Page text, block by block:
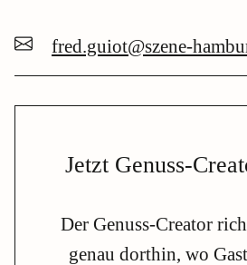
fred.guiot@szene-
Jetzt Genuss-
Der Genuss-Creator
genau dorthin, wo